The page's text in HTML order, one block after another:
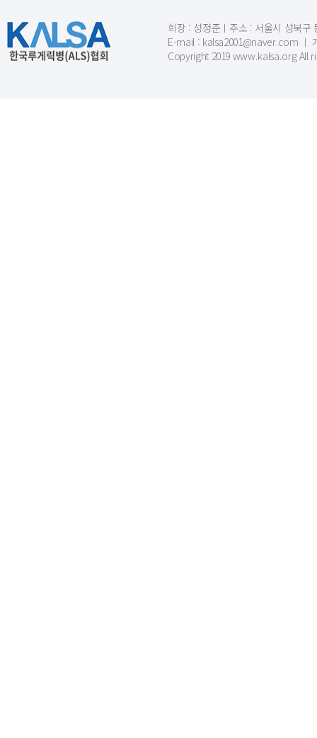
회장 : 성정준ㅣ주소 : 서울시 성북구
E-mail : kalsa2001@naver.com ㅣ
Copyright 2019 www.kalsa.org All